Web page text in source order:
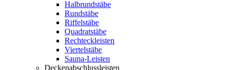
Halbrundstäbe
Rundstäbe
Riffelstäbe
Quadratstäbe
Rechteckleisten
Viertelstäbe
Sauna-Leisten
Deckenabschlussleisten